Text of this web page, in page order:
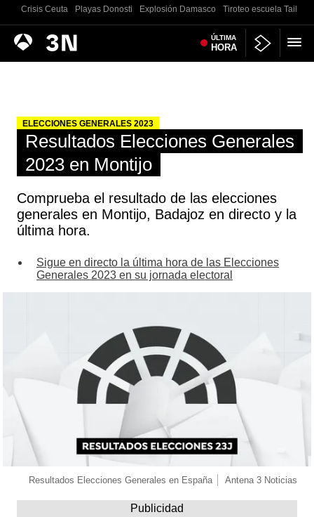
Crisis Ceuta Playas Donosti Explosión Damasco Tiroteo escuela
Antena
3
Noticias ÚLTIMA
HORA
ELECCIONES GENERALES 2023
Resultados Elecciones Generales
2023 en Montijo
Comprueba el resultado de las elecciones
generales en Montijo, Badajoz en directo y la
última hora.
Sigue en directo la última hora de las Elecciones
Generales 2023 en su jornada electoral
Resultados Elecciones Generales en España Antena 3 Noticias